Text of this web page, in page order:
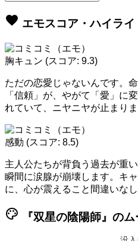
favorite エモスコア・ハイライ
胸キュン (スコア: 9.3)
ただの恋愛じゃないんです。
「信頼」が、やがて「愛」に
れていて、ニヤニヤが止まりま
感動 (スコア: 8.5)
主人公たちが背負う過去が重
瞬間に涙腺が崩壊します。キ
に、心が震えること間違いなし
palette 『双星の陰陽師』の